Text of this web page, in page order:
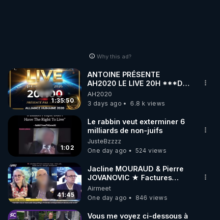
- SAMEDI 06/01/24 :
Les armes bio-nano-électromagnétiques - Les
https://crowdbunker.com/v/s3BPxUDx
- JEUDI 11/01/24 :
Les armes bio-nano-électromagnétiques - Les
Références & Liens avec extraits d'articles,
https://crowdbunker.com/v/ckSDx2Jd
- SAMEDI 13/01/24 :
Les armes bio-nano-électromagnétiques - Les
https://crowdbunker.com/v/scE1Yqqc
- JEUDI 18/01/24 :
Why this ad?
1:35:50
ANTOINE PRÉSENTE
AH2020 LE LIVE 20H ***DU
06/08/2026***
AH2020
3 days ago
6.8 k views
1:02
Le rabbin veut exterminer 6
milliards de non-juifs
JusteBzzzz
One day ago
524 views
41:45
Jacline MOURAUD & Pierre
JOVANOVIC ★ Factures
Impayées : Où Est Passé Le
Pognon ?
Airmeet
One day ago
846 views
Vous me voyez ci-dessous à